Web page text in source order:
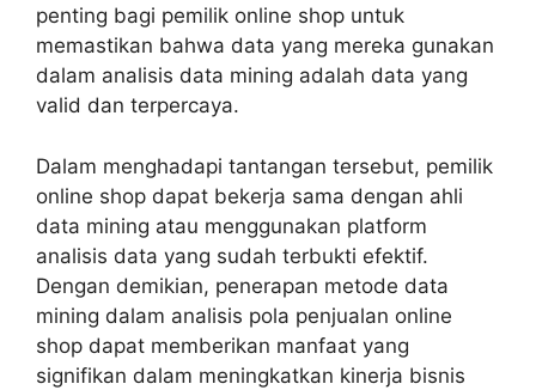
penting bagi pemilik online shop untuk
memastikan bahwa data yang mereka gunakan
dalam analisis data mining adalah data yang
valid dan terpercaya.
Dalam menghadapi tantangan tersebut, pemilik
online shop dapat bekerja sama dengan ahli
data mining atau menggunakan platform
analisis data yang sudah terbukti efektif.
Dengan demikian, penerapan metode data
mining dalam analisis pola penjualan online
shop dapat memberikan manfaat yang
signifikan dalam meningkatkan kinerja bisnis